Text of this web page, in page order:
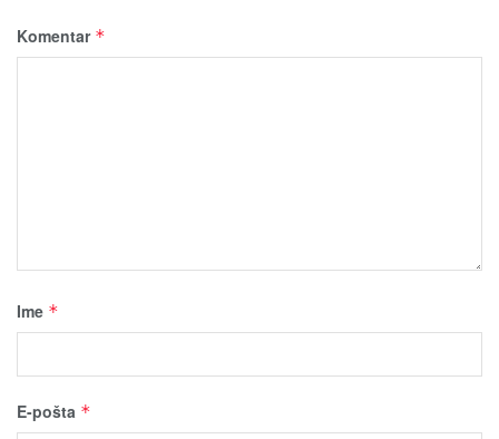
Komentar *
Ime *
E-pošta *